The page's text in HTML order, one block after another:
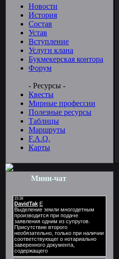
Новости
История
Состав
Устав
Вступление
Услуги клана
Букмекерская контора
Форум
- Ресурсы -
Квесты
Мирные профессии
Полезные ресурсы
Таблицы
Маршруты
F.A.Q.
Карты
Мини-чат